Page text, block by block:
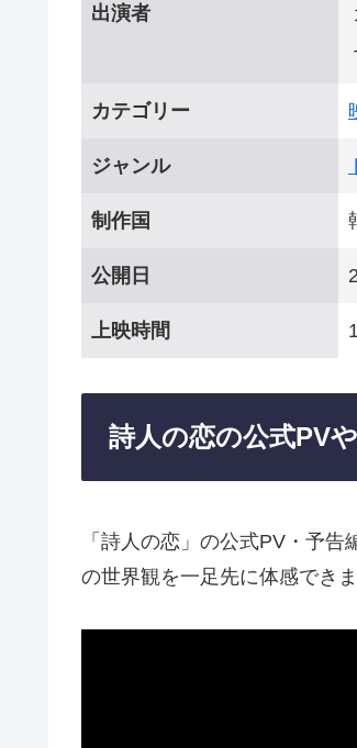
出演者
カテゴリー
ジャンル
制作国
公開日
上映時間
詩人の恋の公式PV
「詩人の恋」の公式PV・予
の世界観を一足先に体感できま